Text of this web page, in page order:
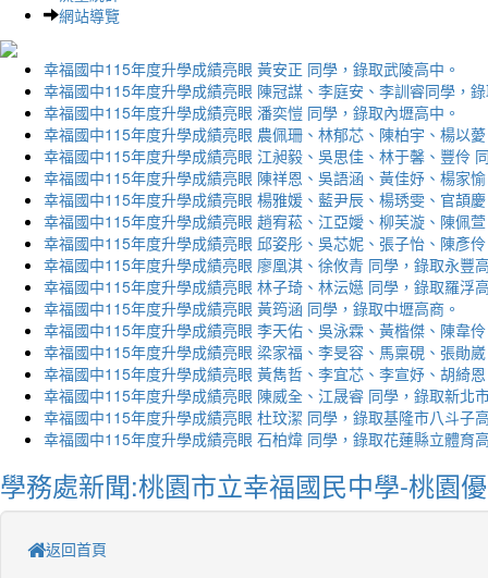
網站導覽
幸福國中115年度升學成績亮眼 黃安正 同學，錄取武陵高中。
幸福國中115年度升學成績亮眼 陳冠謀、李庭安、李訓睿同學，
幸福國中115年度升學成績亮眼 潘奕愷 同學，錄取內壢高中。
幸福國中115年度升學成績亮眼 農佩珊、林郁芯、陳柏宇、楊以
幸福國中115年度升學成績亮眼 江昶毅、吳思佳、林于馨、豐伶
幸福國中115年度升學成績亮眼 陳祥恩、吳語涵、黃佳妤、楊家
幸福國中115年度升學成績亮眼 楊雅媛、藍尹辰、楊琇雯、官頡
幸福國中115年度升學成績亮眼 趙宥菘、江亞嬡、柳芙漩、陳佩
幸福國中115年度升學成績亮眼 邱姿彤、吳芯妮、張子怡、陳彥
幸福國中115年度升學成績亮眼 廖凰淇、徐攸青 同學，錄取永豐
幸福國中115年度升學成績亮眼 林子琦、林沄嬨 同學，錄取羅浮
幸福國中115年度升學成績亮眼 黃筠涵 同學，錄取中壢高商。
幸福國中115年度升學成績亮眼 李天佑、吳泳霖、黃楷傑、陳韋
幸福國中115年度升學成績亮眼 梁家福、李旻容、馬稟硯、張勛
幸福國中115年度升學成績亮眼 黃雋哲、李宜芯、李宣妤、胡綺
幸福國中115年度升學成績亮眼 陳威全、江晟睿 同學，錄取新北
幸福國中115年度升學成績亮眼 杜玟潔 同學，錄取基隆市八斗子
幸福國中115年度升學成績亮眼 石柏煒 同學，錄取花蓮縣立體育
學務處新聞:桃園市立幸福國民中學-桃園
返回首頁